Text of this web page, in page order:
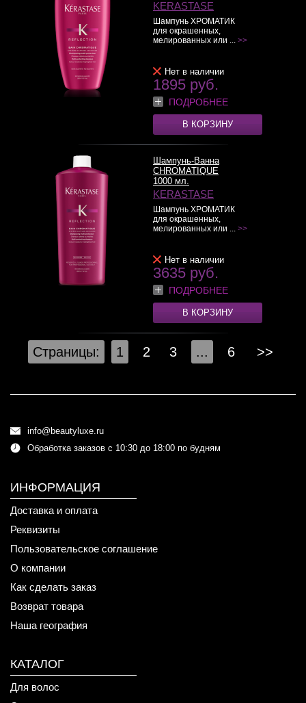
KERASTASE
Шампунь ХРОМАТИК
для окрашенных,
мелированных или ... >>
Нет в наличии
1895 руб.
ПОДРОБНЕЕ
В КОРЗИНУ
Шампунь-Ванна
CHROMATIQUE
1000 мл.
KERASTASE
Шампунь ХРОМАТИК
для окрашенных,
мелированных или ... >>
Нет в наличии
3635 руб.
ПОДРОБНЕЕ
В КОРЗИНУ
Страницы: 1 2 3 ... 6 >>
info@beautyluxe.ru
Обработка заказов с 10:30 до 18:00 по будням
ИНФОРМАЦИЯ
Доставка и оплата
Реквизиты
Пользовательское соглашение
О компании
Как сделать заказ
Возврат товара
Наша география
КАТАЛОГ
Для волос